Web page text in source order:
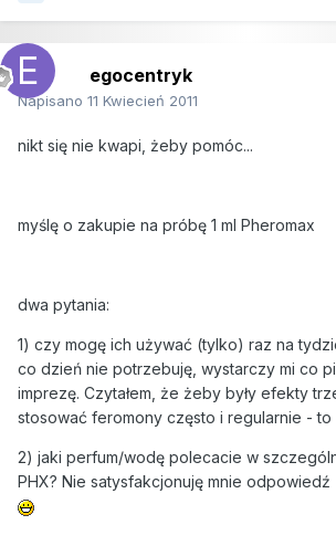
egocentryk
Napisano 11 Kwiecień 2011
nikt się nie kwapi, żeby pomóc...
myślę o zakupie na próbę 1 ml Pheromax
dwa pytania:
1) czy mogę ich używać (tylko) raz na
co dzień nie potrzebuję, wystarczy mi co
imprezę. Czytałem, że żeby były efekty
stosować feromony często i regularnie - to
2) jaki perfum/wodę polecacie w
PHX? Nie satysfakcjonuję mnie